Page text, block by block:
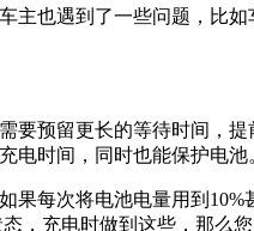
也遇到了一些问题，比如
预留更长的等待时间，提
电时间，同时也能保护电池
次将电池电量用到10%
，充电时做到这些，那么